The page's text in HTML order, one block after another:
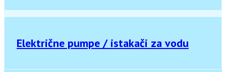
Električne pumpe / istakači za vodu